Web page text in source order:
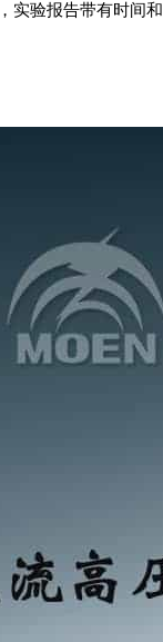
实验报告带有时间